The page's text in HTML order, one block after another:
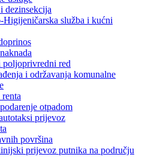
dezinsekcija
Higijeničarska služba i kućni
red
i održavanja komunalne
otpadom
prijevoz
površina
prijevoz putnika na području